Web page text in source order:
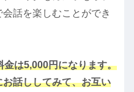
話を楽しむことができ
は5,000円になります。
話ししてみて、お互い